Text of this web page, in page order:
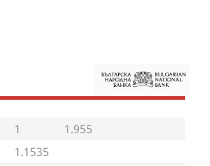
1
1.955
1.1535